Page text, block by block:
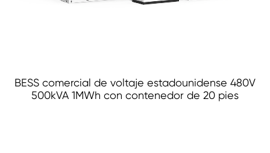
BESS comercial de voltaje estadounidense 480V
500kVA 1MWh con contenedor de 20 pies